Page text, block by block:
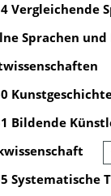
Vergleichende
Sprachen
Bildende
Systematische